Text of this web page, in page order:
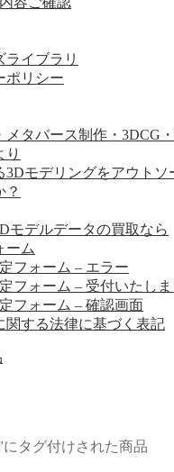
ライブラリ
ポリシー
メタバース制作・3DCG
り
3Dモデリングをアウトソ
？
モデルデータの買取なら
ーム
フォーム – エラー
フォーム – 受付いたしま
フォーム – 確認画面
関する法律に基づく表記
にタグ付けされた商品